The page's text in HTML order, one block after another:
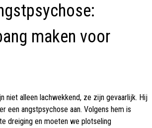
maken voor
niet alleen lachwekkend, ze zijn gevaarlijk. Hij
een angstpsychose aan. Volgens hem is
dreiging en moeten we plotseling